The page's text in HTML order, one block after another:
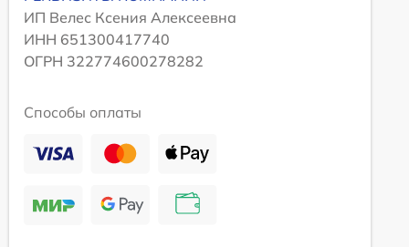
ИП Велес Ксения Алексеевна
ИНН 651300417740
ОГРН 322774600278282
Способы оплаты